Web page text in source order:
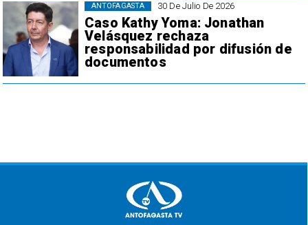
30 De Julio De 2026
Caso Kathy Yoma: Jonathan
Velásquez rechaza
responsabilidad por difusión de
documentos
ANTOFAGASTA